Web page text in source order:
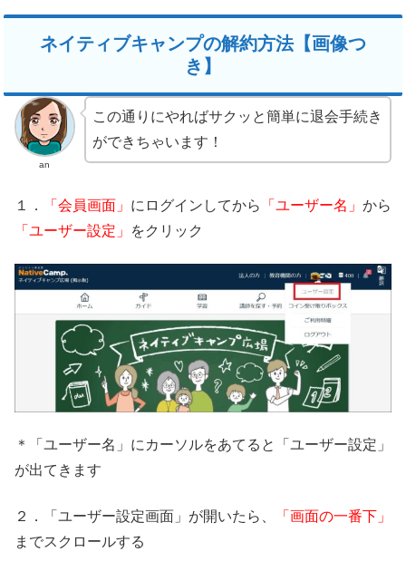
ネイティブキャンプの解約方法【画像つ
き】
an
この通りにやればサクッと簡単に退会手続き
ができちゃいます！
１． 「会員画面」 にログインしてから 「ユーザー名」 から
「ユーザー設定」
をクリック
＊「ユーザー名」にカーソルをあてると「ユーザー設定」
が出てきます
２．「ユーザー設定画面」が開いたら、
「画面の一番下」
までスクロールする